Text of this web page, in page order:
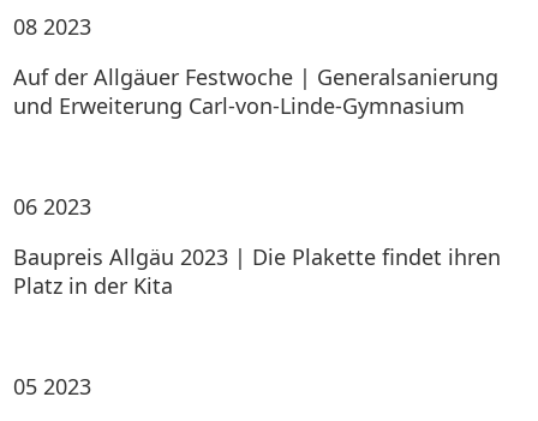
08 2023
Auf der Allgäuer Festwoche | Generalsanierung
und Erweiterung Carl-von-Linde-Gymnasium
06 2023
Baupreis Allgäu 2023 | Die Plakette findet ihren
Platz in der Kita
05 2023